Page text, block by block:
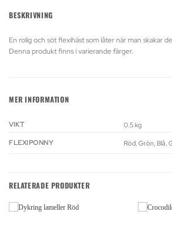
BESKRIVNING
En rolig och söt flexihäst som låter när man skakar
Denna produkt finns i varierande färger.
MER INFORMATION
VIKT 0.5 kg
FLEXIPONNY Röd, Grön, Blå,
RELATERADE PRODUKTER